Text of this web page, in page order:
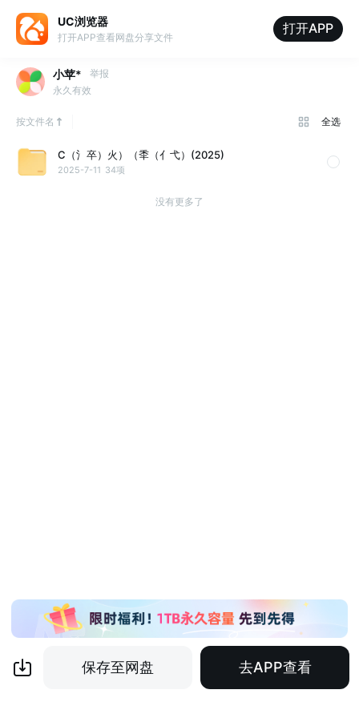
UC浏览器
打开APP查看网盘分享文件
打开APP
小苹*
举报
永久有效
按文件名 全选
C（氵卒）火）（秊（亻弋）(2025)
2025-7-11 34项
没有更多了
保存至网盘 去APP查看